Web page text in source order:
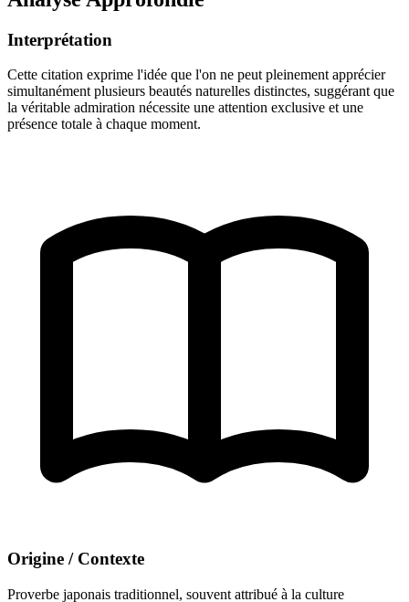
Interprétation
Cette citation exprime l'idée que l'on ne peut pleinement apprécier
simultanément plusieurs beautés naturelles distinctes, suggérant que
la véritable admiration nécessite une attention exclusive et une
présence totale à chaque moment.
Origine / Contexte
Proverbe japonais traditionnel, souvent attribué à la culture